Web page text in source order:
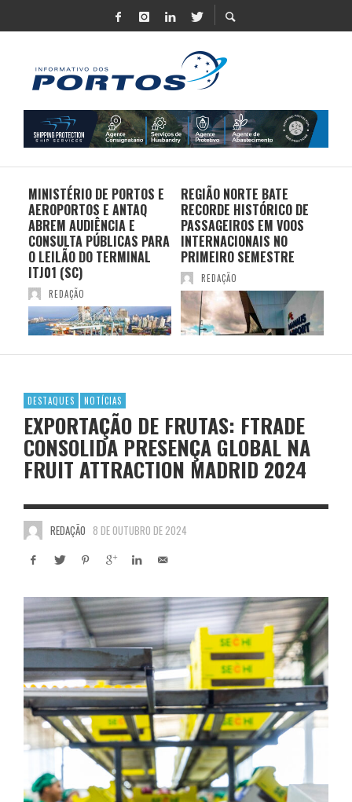
MINISTÉRIO DE PORTOS E
AEROPORTOS E ANTAQ
ABREM AUDIÊNCIA E
CONSULTA PÚBLICAS PARA
O LEILÃO DO TERMINAL
ITJ01 (SC)
REDAÇÃO
REGIÃO NORTE BATE
RECORDE HISTÓRICO DE
PASSAGEIROS EM VOOS
INTERNACIONAIS NO
PRIMEIRO SEMESTRE
REDAÇÃO
DESTAQUES NOTÍCIAS
EXPORTAÇÃO DE FRUTAS: FTRADE
CONSOLIDA PRESENÇA GLOBAL NA
FRUIT ATTRACTION MADRID 2024
REDAÇÃO 8 DE OUTUBRO DE 2024